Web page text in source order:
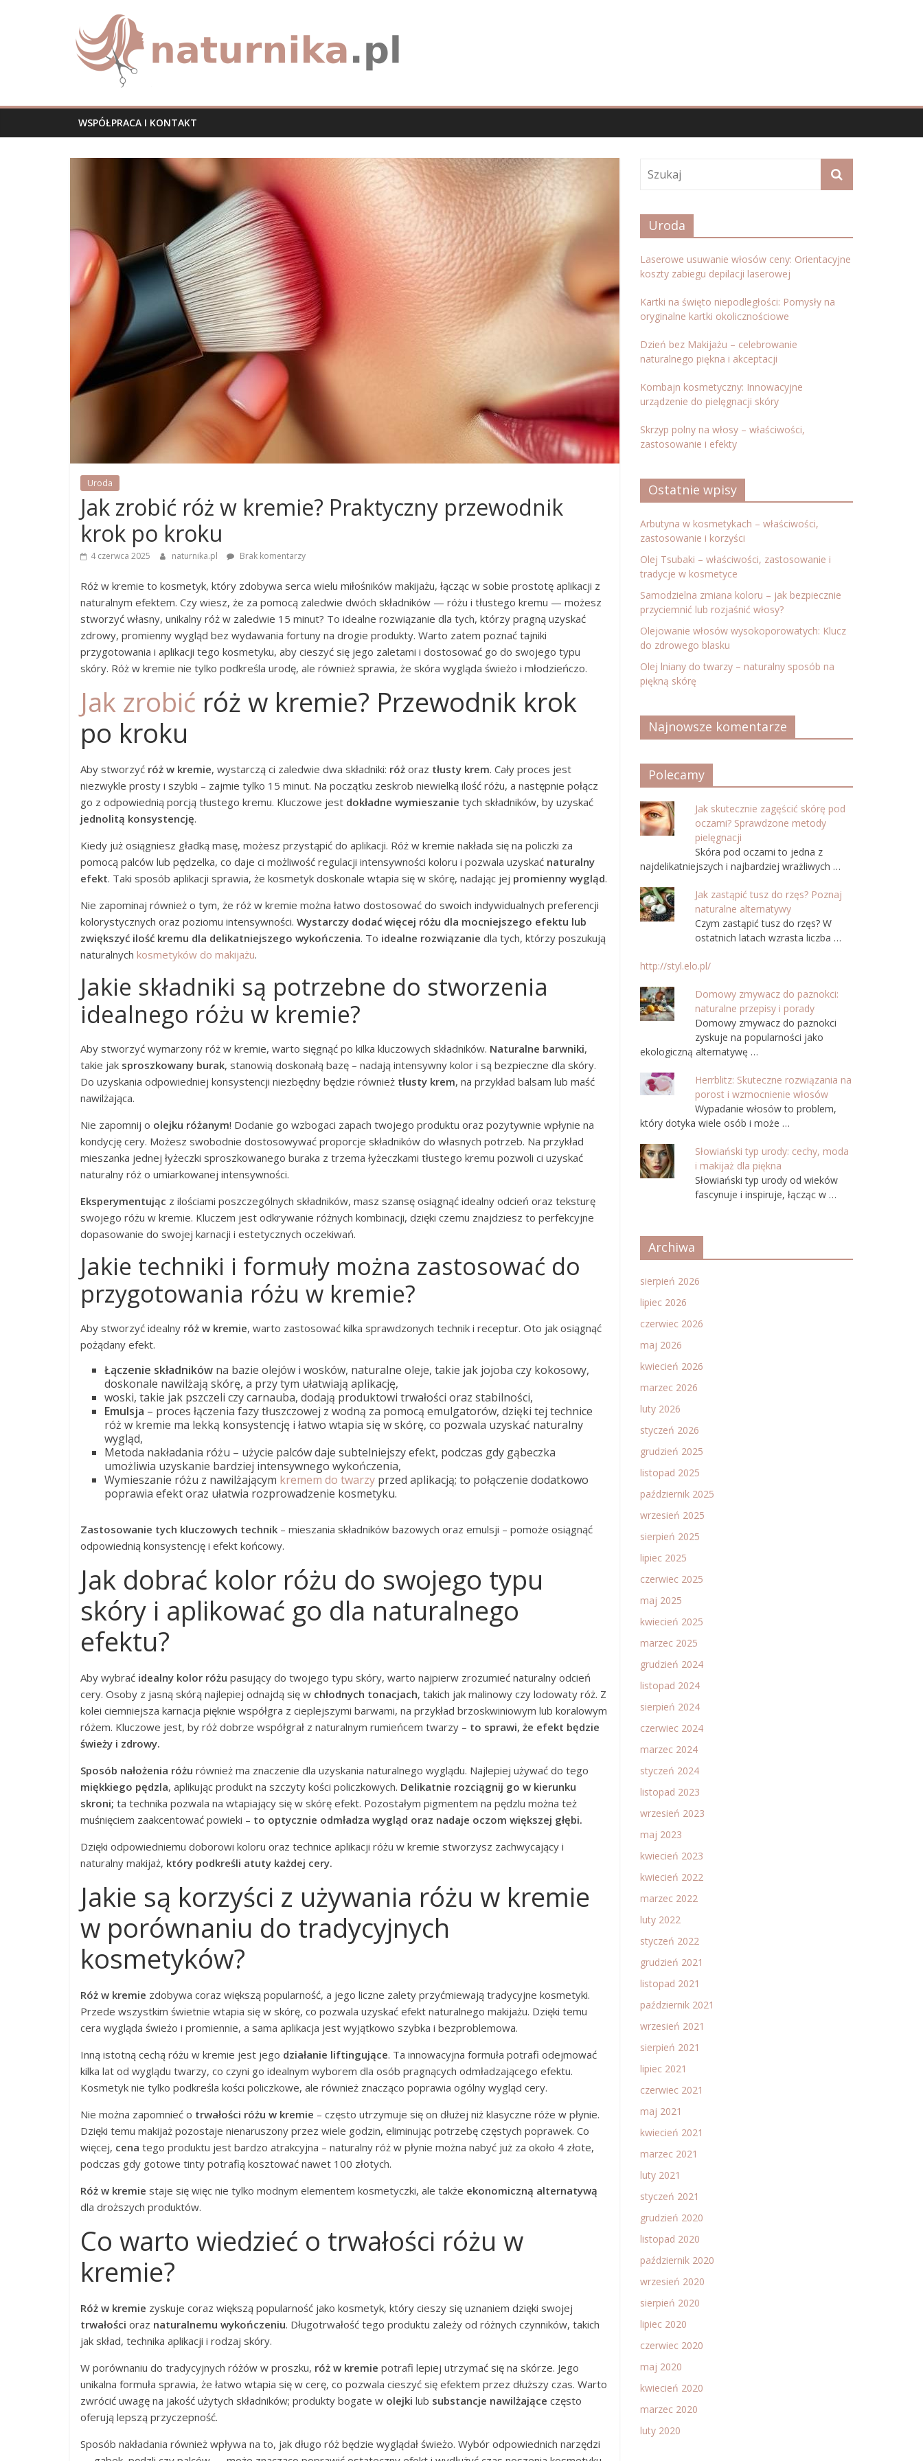
naturnika.pl
WSPÓŁPRACA I KONTAKT
Uroda
Jak zrobić róż w kremie? Praktyczny przewodnik
krok po kroku
4 czerwca 2025 naturnika.pl Brak komentarzy
Róż w kremie to kosmetyk, który zdobywa serca wielu miłośników makijażu, łącząc w sobie prostotę aplikacji z
naturalnym efektem. Czy wiesz, że za pomocą zaledwie dwóch składników — różu i tłustego kremu — możesz
stworzyć własny, unikalny róż w zaledwie 15 minut? To idealne rozwiązanie dla tych, którzy pragną uzyskać
zdrowy, promienny wygląd bez wydawania fortuny na drogie produkty. Warto zatem poznać tajniki
przygotowania i aplikacji tego kosmetyku, aby cieszyć się jego zaletami i dostosować go do swojego typu
skóry. Róż w kremie nie tylko podkreśla urodę, ale również sprawia, że skóra wygląda świeżo i młodzieńczo.
Jak zrobić róż w kremie? Przewodnik krok
po kroku
Aby stworzyć róż w kremie, wystarczą ci zaledwie dwa składniki: róż oraz tłusty krem. Cały proces jest
niezwykle prosty i szybki – zajmie tylko 15 minut. Na początku zeskrob niewielką ilość różu, a następnie połącz
go z odpowiednią porcją tłustego kremu. Kluczowe jest dokładne wymieszanie tych składników, by uzyskać
jednolitą konsystencję.
Kiedy już osiągniesz gładką masę, możesz przystąpić do aplikacji. Róż w kremie nakłada się na policzki za
pomocą palców lub pędzelka, co daje ci możliwość regulacji intensywności koloru i pozwala uzyskać naturalny
efekt. Taki sposób aplikacji sprawia, że kosmetyk doskonale wtapia się w skórę, nadając jej promienny wygląd.
Nie zapominaj również o tym, że róż w kremie można łatwo dostosować do swoich indywidualnych preferencji
kolorystycznych oraz poziomu intensywności. Wystarczy dodać więcej różu dla mocniejszego efektu lub
zwiększyć ilość kremu dla delikatniejszego wykończenia. To idealne rozwiązanie dla tych, którzy poszukują
naturalnych kosmetyków do makijażu.
Jakie składniki są potrzebne do stworzenia
idealnego różu w kremie?
Aby stworzyć wymarzony róż w kremie, warto sięgnąć po kilka kluczowych składników. Naturalne barwniki,
takie jak sproszkowany burak, stanowią doskonałą bazę – nadają intensywny kolor i są bezpieczne dla skóry.
Do uzyskania odpowiedniej konsystencji niezbędny będzie również tłusty krem, na przykład balsam lub maść
nawilżająca.
Nie zapomnij o olejku różanym! Dodanie go wzbogaci zapach twojego produktu oraz pozytywnie wpłynie na
kondycję cery. Możesz swobodnie dostosowywać proporcje składników do własnych potrzeb. Na przykład
mieszanka jednej łyżeczki sproszkowanego buraka z trzema łyżeczkami tłustego kremu pozwoli ci uzyskać
naturalny róż o umiarkowanej intensywności.
Eksperymentując z ilościami poszczególnych składników, masz szansę osiągnąć idealny odcień oraz teksturę
swojego różu w kremie. Kluczem jest odkrywanie różnych kombinacji, dzięki czemu znajdziesz to perfekcyjne
dopasowanie do swojej karnacji i estetycznych oczekiwań.
Jakie techniki i formuły można zastosować do
przygotowania różu w kremie?
Aby stworzyć idealny róż w kremie, warto zastosować kilka sprawdzonych technik i receptur. Oto jak osiągnąć
pożądany efekt.
Łączenie składników na bazie olejów i wosków, naturalne oleje, takie jak jojoba czy kokosowy,
doskonale nawilżają skórę, a przy tym ułatwiają aplikację,
woski, takie jak pszczeli czy carnauba, dodają produktowi trwałości oraz stabilności,
Emulsja – proces łączenia fazy tłuszczowej z wodną za pomocą emulgatorów, dzięki tej technice
róż w kremie ma lekką konsystencję i łatwo wtapia się w skórę, co pozwala uzyskać naturalny
wygląd,
Metoda nakładania różu – użycie palców daje subtelniejszy efekt, podczas gdy gąbeczka
umożliwia uzyskanie bardziej intensywnego wykończenia,
Wymieszanie różu z nawilżającym kremem do twarzy przed aplikacją; to połączenie dodatkowo
poprawia efekt oraz ułatwia rozprowadzenie kosmetyku.
Zastosowanie tych kluczowych technik – mieszania składników bazowych oraz emulsji – pomoże osiągnąć
odpowiednią konsystencję i efekt końcowy.
Jak dobrać kolor różu do swojego typu
skóry i aplikować go dla naturalnego
efektu?
Aby wybrać idealny kolor różu pasujący do twojego typu skóry, warto najpierw zrozumieć naturalny odcień
cery. Osoby z jasną skórą najlepiej odnajdą się w chłodnych tonacjach, takich jak malinowy czy lodowaty róż. Z
kolei ciemniejsza karnacja pięknie współgra z cieplejszymi barwami, na przykład brzoskwiniowym lub koralowym
różem. Kluczowe jest, by róż dobrze współgrał z naturalnym rumieńcem twarzy – to sprawi, że efekt będzie
świeży i zdrowy.
Sposób nałożenia różu również ma znaczenie dla uzyskania naturalnego wyglądu. Najlepiej używać do tego
miękkiego pędzla, aplikując produkt na szczyty kości policzkowych. Delikatnie rozciągnij go w kierunku
skroni; ta technika pozwala na wtapiający się w skórę efekt. Pozostałym pigmentem na pędzlu można też
muśnięciem zaakcentować powieki – to optycznie odmładza wygląd oraz nadaje oczom większej głębi.
Dzięki odpowiedniemu doborowi koloru oraz technice aplikacji różu w kremie stworzysz zachwycający i
naturalny makijaż, który podkreśli atuty każdej cery.
Jakie są korzyści z używania różu w kremie
w porównaniu do tradycyjnych
kosmetyków?
Róż w kremie zdobywa coraz większą popularność, a jego liczne zalety przyćmiewają tradycyjne kosmetyki.
Przede wszystkim świetnie wtapia się w skórę, co pozwala uzyskać efekt naturalnego makijażu. Dzięki temu
cera wygląda świeżo i promiennie, a sama aplikacja jest wyjątkowo szybka i bezproblemowa.
Inną istotną cechą różu w kremie jest jego działanie liftingujące. Ta innowacyjna formuła potrafi odejmować
kilka lat od wyglądu twarzy, co czyni go idealnym wyborem dla osób pragnących odmładzającego efektu.
Kosmetyk nie tylko podkreśla kości policzkowe, ale również znacząco poprawia ogólny wygląd cery.
Nie można zapomnieć o trwałości różu w kremie – często utrzymuje się on dłużej niż klasyczne róże w płynie.
Dzięki temu makijaż pozostaje nienaruszony przez wiele godzin, eliminując potrzebę częstych poprawek. Co
więcej, cena tego produktu jest bardzo atrakcyjna – naturalny róż w płynie można nabyć już za około 4 złote,
podczas gdy gotowe tinty potrafią kosztować nawet 100 złotych.
Róż w kremie staje się więc nie tylko modnym elementem kosmetyczki, ale także ekonomiczną alternatywą
dla droższych produktów.
Co warto wiedzieć o trwałości różu w
kremie?
Róż w kremie zyskuje coraz większą popularność jako kosmetyk, który cieszy się uznaniem dzięki swojej
trwałości oraz naturalnemu wykończeniu. Długotrwałość tego produktu zależy od różnych czynników, takich
jak skład, technika aplikacji i rodzaj skóry.
W porównaniu do tradycyjnych różów w proszku, róż w kremie potrafi lepiej utrzymać się na skórze. Jego
unikalna formuła sprawia, że łatwo wtapia się w cerę, co pozwala cieszyć się efektem przez dłuższy czas. Warto
zwrócić uwagę na jakość użytych składników; produkty bogate w olejki lub substancje nawilżające często
oferują lepszą przyczepność.
Sposób nakładania również wpływa na to, jak długo róż będzie wyglądał świeżo. Wybór odpowiednich narzędzi
Uroda
Laserowe usuwanie włosów ceny: Orientacyjne
koszty zabiegu depilacji laserowej
Kartki na święto niepodległości: Pomysły na
oryginalne kartki okolicznościowe
Dzień bez Makijażu – celebrowanie
naturalnego piękna i akceptacji
Kombajn kosmetyczny: Innowacyjne
urządzenie do pielęgnacji skóry
Skrzyp polny na włosy – właściwości,
zastosowanie i efekty
Ostatnie wpisy
Arbutyna w kosmetykach – właściwości,
zastosowanie i korzyści
Olej Tsubaki – właściwości, zastosowanie i
tradycje w kosmetyce
Samodzielna zmiana koloru – jak bezpiecznie
przyciemnić lub rozjaśnić włosy?
Olejowanie włosów wysokoporowatych: Klucz
do zdrowego blasku
Olej lniany do twarzy – naturalny sposób na
piękną skórę
Najnowsze komentarze
Polecamy
Jak skutecznie zagęścić skórę pod
oczami? Sprawdzone metody
pielęgnacji
Skóra pod oczami to jedna z
najdelikatniejszych i najbardziej wrażliwych …
Jak zastąpić tusz do rzęs? Poznaj
naturalne alternatywy
Czym zastąpić tusz do rzęs? W
ostatnich latach wzrasta liczba …
http://styl.elo.pl/
Domowy zmywacz do paznokci:
naturalne przepisy i porady
Domowy zmywacz do paznokci
zyskuje na popularności jako
ekologiczną alternatywę …
Herrblitz: Skuteczne rozwiązania na
porost i wzmocnienie włosów
Wypadanie włosów to problem,
który dotyka wiele osób i może …
Słowiański typ urody: cechy, moda
i makijaż dla piękna
Słowiański typ urody od wieków
fascynuje i inspiruje, łącząc w …
Archiwa
sierpień 2026
lipiec 2026
czerwiec 2026
maj 2026
kwiecień 2026
marzec 2026
luty 2026
styczeń 2026
grudzień 2025
listopad 2025
październik 2025
wrzesień 2025
sierpień 2025
lipiec 2025
czerwiec 2025
maj 2025
kwiecień 2025
marzec 2025
grudzień 2024
listopad 2024
sierpień 2024
czerwiec 2024
marzec 2024
styczeń 2024
listopad 2023
wrzesień 2023
maj 2023
kwiecień 2023
kwiecień 2022
marzec 2022
luty 2022
styczeń 2022
grudzień 2021
listopad 2021
październik 2021
wrzesień 2021
sierpień 2021
lipiec 2021
czerwiec 2021
maj 2021
kwiecień 2021
marzec 2021
luty 2021
styczeń 2021
grudzień 2020
listopad 2020
październik 2020
wrzesień 2020
sierpień 2020
lipiec 2020
czerwiec 2020
maj 2020
kwiecień 2020
marzec 2020
luty 2020